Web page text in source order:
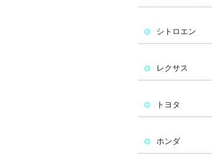
シトロエン
レクサス
トヨタ
ホンダ